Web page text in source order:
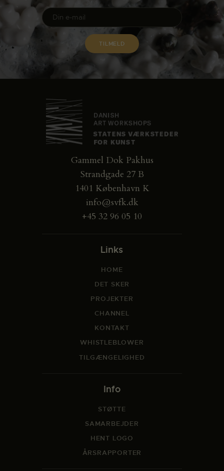
Gammel Dok Pakhus
Strandgade 27 B
1401 København K
info@svfk.dk
+45 32 96 05 10
Links
HOME
DET SKER
PROJEKTER
CHANNEL
KONTAKT
WHISTLEBLOWER
TILGÆNGELIGHED
Info
STØTTE
SAMARBEJDER
HENT LOGO
ÅRSRAPPORTER